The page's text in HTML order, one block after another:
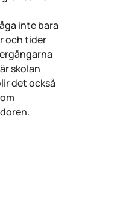
inte bara
och tider
skolan
det också